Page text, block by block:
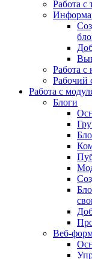
Работа с
Работа с
Рабочий
Работа с
Блоги
Веб-